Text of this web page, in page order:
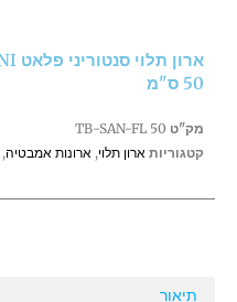
עם
משטח
50
ס"מ
50 ס"מ
מק"ט TB-SAN-FL 50
קטגוריות ארון תלוי, ארונות אמבטיה,
תיאור